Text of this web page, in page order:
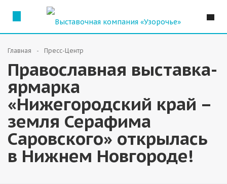
Главная Пресс-Центр
Православная выставка-
ярмарка
«Нижегородский край –
земля Серафима
Саровского» открылась
в Нижнем Новгороде!